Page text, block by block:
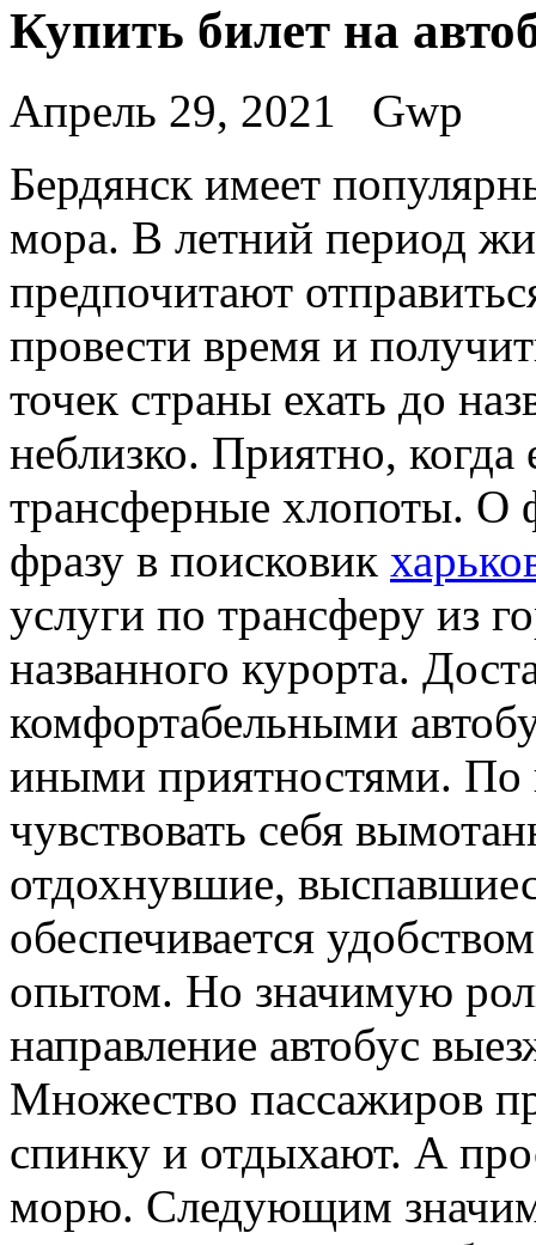
Купить билет на
Апрель 29, 2021
Gwp
Бeрдянск имeeт
мора. В летний период
предпочитают
провести время и
точек страны ехать до
неблизко. Приятно, когда
трансферные хлопоты. О
фразу в поисковик
услуги по трансферу из
названного курорта.
комфортабельными
иными приятностями. По
чувствовать себя
отдохнувшие,
обеспечивается
опытом. Но значимую
направление автобус
Множество пассажиров
спинку и отдыхают. А
морю. Следующим